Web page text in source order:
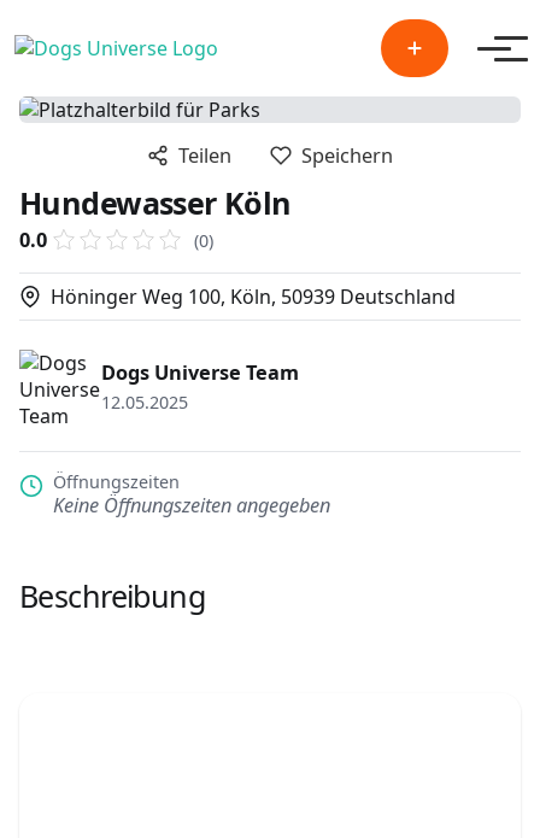
Teilen Speichern
Hundewasser Köln
0.0 (0)
Höninger Weg 100, Köln, 50939 Deutschland
Dogs Universe Team
12.05.2025
Öffnungszeiten
Keine Öffnungszeiten angegeben
Beschreibung